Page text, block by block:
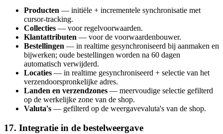
Producten — initiële + incrementele synchronisatie met
cursor-tracking.
Collecties — voor regelvoorwaarden.
Klantattributen — voor de voorwaardenbouwer.
Bestellingen — in realtime gesynchroniseerd bij aanmaken en
bijwerken; oude bestellingen worden na 60 dagen
automatisch verwijderd.
Locaties — in realtime gesynchroniseerd + selectie van het
verzendoorspronkelijke adres.
Landen en verzendzones — meervoudige selectie gefilterd
op de werkelijke zone van de shop.
Valuta's — gefilterd op de weergavevaluta's van de shop.
17. Integratie in de bestelweergave